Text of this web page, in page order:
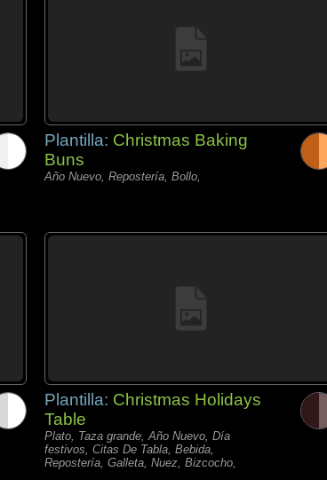
Plantilla: Christmas Baking
Buns
Año Nuevo, Repostería, Bollo,
Plantilla: Christmas Holidays
Table
Plato, Taza grande, Año Nuevo, Día
festivos, Citas De Tabla, Bebida,
Repostería, Galleta, Nuez, Bizcocho,